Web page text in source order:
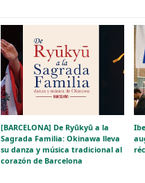
[BARCELONA] De Ryūkyū a la
Sagrada Familia: Okinawa lleva
su danza y música tradicional al
corazón de Barcelona